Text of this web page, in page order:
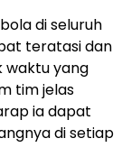
di seluruh
teratasi dan
waktu yang
tim jelas
ia dapat
di setiap